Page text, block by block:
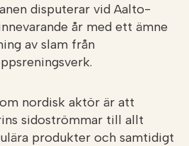
disputerar vid Aalto-
år med ett ämne
av slam från
nordisk aktör är att
sidoströmmar till allt
produkter och samtidigt